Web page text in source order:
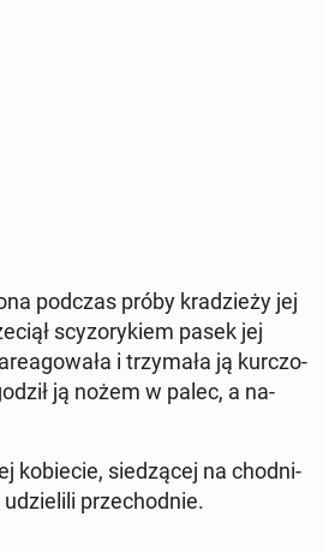
podczas próby kra­dzie­ży jej
scy­zo­ry­kiem pasek jej
i trzy­ma­ła ją kur­czo­
ją nożem w palec, a na­
ko­bie­cie, sie­dzą­cej na chod­ni­
prze­chod­nie.